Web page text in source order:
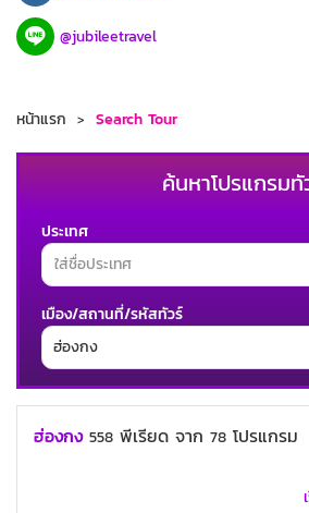
@jubileetravel
หน้าแรก Search Tour
ค้นหาโปรแกรมทั
ประเทศ
เมือง/สถานที่/รหัสทัวร์
ฮ่องกง 558 พีเรียด จาก 78 โปรแกรม